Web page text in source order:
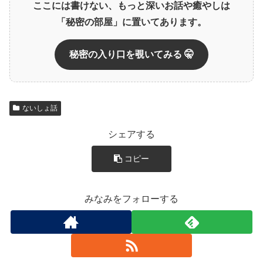
ここには書けない、もっと深いお話や癒やしは
「秘密の部屋」に置いてあります。
秘密の入り口を覗いてみる 🤫
ないしょ話
シェアする
コピー
みなみをフォローする